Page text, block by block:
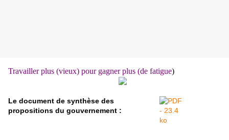
Travailler plus (vieux) pour gagner plus (de fatigue)
Le document de synthèse des
propositions du gouvernement :